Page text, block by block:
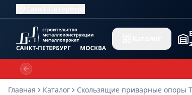
Previous slide
Главная
Каталог Скользящие приварные опоры